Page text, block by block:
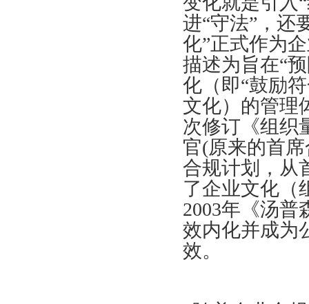
进“守法”，还
化”正式作为
描述为旨在“
化（即“鼓励
文化）的管理
次修订《组织
官(原来的首
合规计划，从
了企业文化（
2003年《汤普
效内化并成为
效。